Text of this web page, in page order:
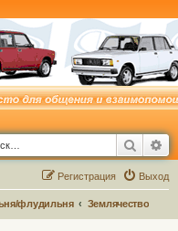
Поиск
Выход
Регистрация
флудильня Землячество